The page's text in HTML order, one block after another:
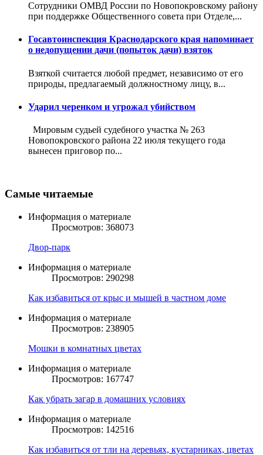
Сотрудники ОМВД России по Новопокровскому району
при поддержке Общественного совета при Отделе,...
Госавтоинспекция Краснодарского края напоминает
о недопущении дачи (попыток дачи) взяток
Взяткой считается любой предмет, независимо от его
природы, предлагаемый должностному лицу, в...
Ударил черенком и угрожал убийством
Мировым судьей судебного участка № 263
Новопокровского района 22 июля текущего года
вынесен приговор по...
Самые читаемые
Информация о материале
Просмотров: 368073
Двор-парк
Информация о материале
Просмотров: 290298
Как избавиться от крыс и мышей в частном доме
Информация о материале
Просмотров: 238905
Мошки в комнатных цветах
Информация о материале
Просмотров: 167747
Как убрать загар в домашних условиях
Информация о материале
Просмотров: 142516
Как избавиться от тли на деревьях, кустарниках, цветах